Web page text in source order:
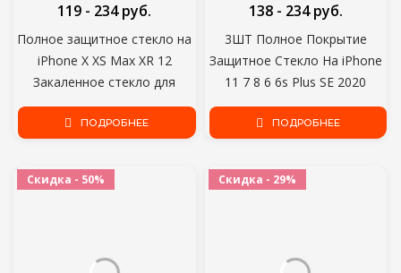
Полное защитное стекло на
iPhone X XS Max XR 12
Закаленное стекло для
iPhone 7 8 6 6s Plus 5 5S SE 11
Pro Screen Protector
119 - 234 руб.
ПОДРОБНЕЕ
3ШТ Полное Покрытие
Защитное Стекло На iPhone
11 7 8 6 6s Plus SE 2020
Протектор Экрана Для
iPhone X XR XS 11 12 Pro Max
138 - 234 руб.
ПОДРОБНЕЕ
Скидка - 50% Скидка - 29%